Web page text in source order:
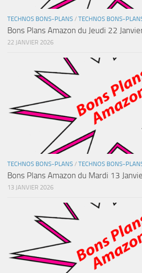
TECHNOS BONS-PLANS / TECHNOS BONS-
Bons Plans Amazon du Jeudi 22
22 JANVIER 2026
TECHNOS BONS-PLANS / TECHNOS BONS-
Bons Plans Amazon du Mardi 13
13 JANVIER 2026